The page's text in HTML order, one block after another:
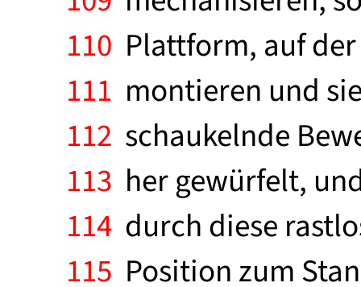
110 Plattform, auf
111 montieren und
112 schaukelnde
113 her gewürfelt,
114 durch diese
115 Position zum